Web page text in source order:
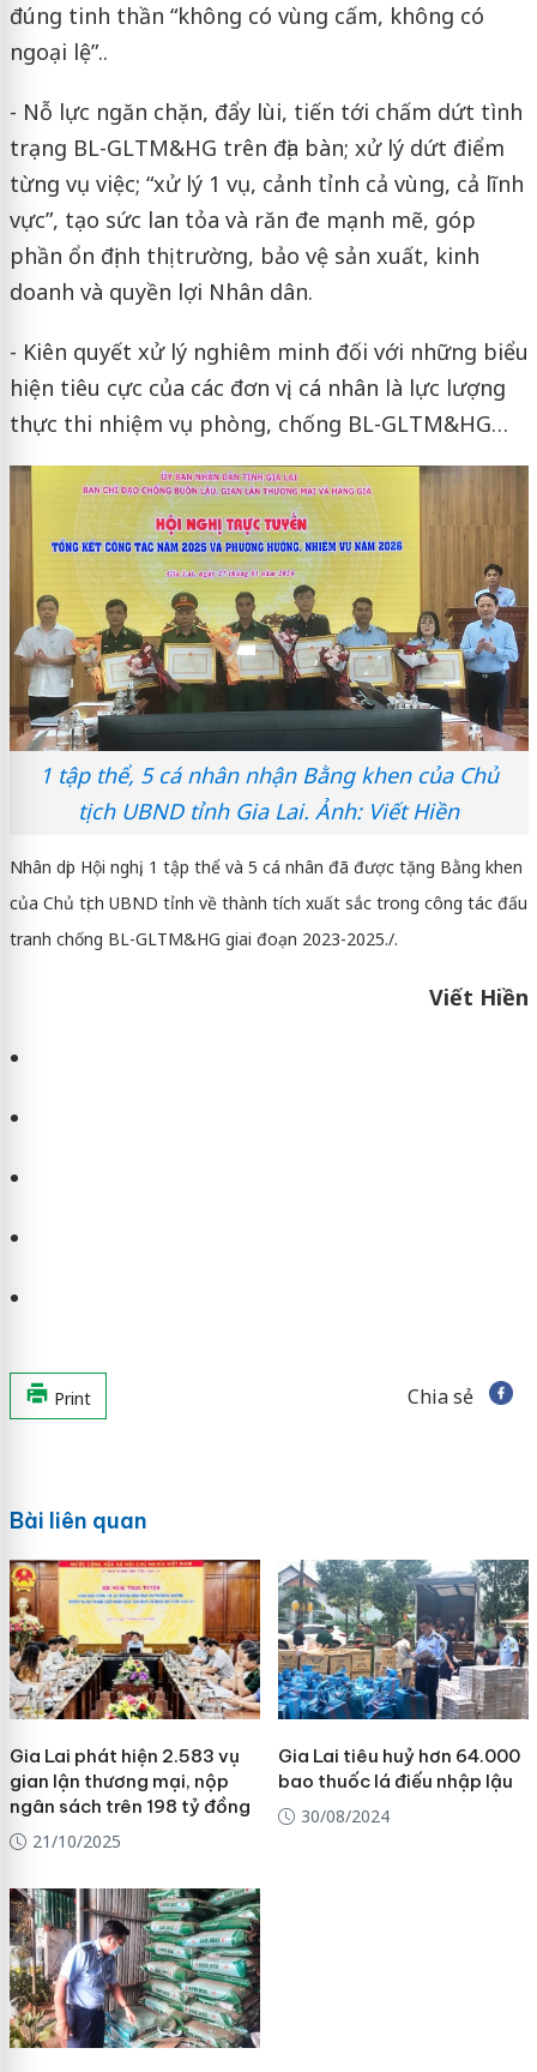
đúng tinh thần “không có vùng cấm, không có
ngoại lệ”..
- Nỗ lực ngăn chặn, đẩy lùi, tiến tới chấm dứt tình
trạng BL-GLTM&HG trên địa bàn; xử lý dứt điểm
từng vụ việc; “xử lý 1 vụ, cảnh tỉnh cả vùng, cả lĩnh
vực”, tạo sức lan tỏa và răn đe mạnh mẽ, góp
phần ổn định thị trường, bảo vệ sản xuất, kinh
doanh và quyền lợi Nhân dân.
- Kiên quyết xử lý nghiêm minh đối với những biểu
hiện tiêu cực của các đơn vị, cá nhân là lực lượng
thực thi nhiệm vụ phòng, chống BL-GLTM&HG…
1 tập thể, 5 cá nhân nhận Bằng khen của Chủ
tịch UBND tỉnh Gia Lai. Ảnh: Viết Hiền
Nhân dịp Hội nghị, 1 tập thể và 5 cá nhân đã được tặng Bằng khen
của Chủ tịch UBND tỉnh về thành tích xuất sắc trong công tác đấu
tranh chống BL-GLTM&HG giai đoạn 2023-2025./.
Viết Hiền
Print Chia sẻ
Bài liên quan
Gia Lai phát hiện 2.583 vụ
gian lận thương mại, nộp
ngân sách trên 198 tỷ đồng
21/10/2025
Gia Lai tiêu huỷ hơn 64.000
bao thuốc lá điếu nhập lậu
30/08/2024